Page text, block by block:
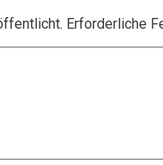
Erforderliche